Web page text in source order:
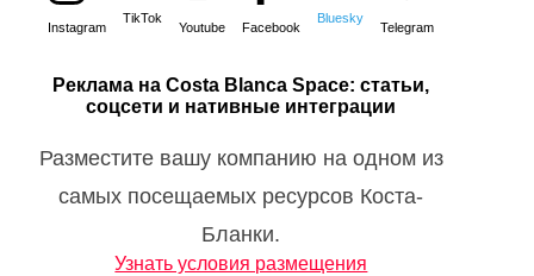
Instagram
TikTok
Youtube Facebook
Bluesky
Telegram
Реклама на Costa Blanca Space: статьи,
соцсети и нативные интеграции
Разместите вашу компанию на одном из
самых посещаемых ресурсов Коста-
Бланки.
Узнать условия размещения